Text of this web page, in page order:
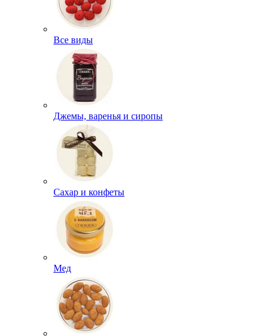
Все виды
Джемы, варенья и сиропы
Сахар и конфеты
Мед